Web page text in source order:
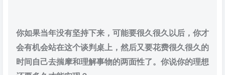
你如果当年没有坚持下来，可能要很久很久以后，你才
会有机会站在这个谈判桌上，然后又要花费很久很久的
时间自己去揣摩和理解事物的两面性了。你说你的理想